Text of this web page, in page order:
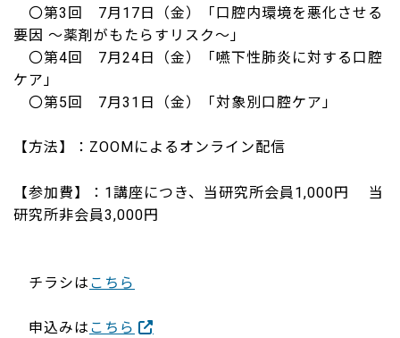
〇第3回 7月17日（金）「口腔内環境を悪化させる
要因 ～薬剤がもたらすリスク～」
〇第4回 7月24日（金）「嚥下性肺炎に対する口腔
ケア」
〇第5回 7月31日（金）「対象別口腔ケア」
【方法】：ZOOMによるオンライン配信
【参加費】：1講座につき、当研究所会員1,000円 当
研究所非会員3,000円
チラシは こちら
申込みは こちら